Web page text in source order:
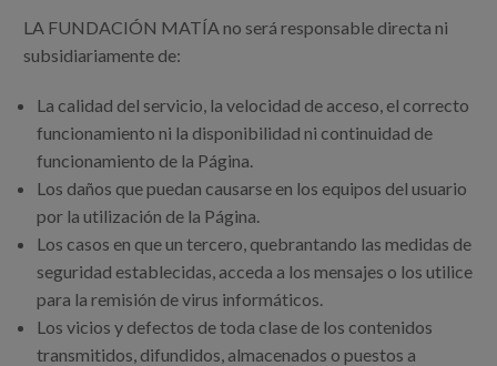
LA FUNDACIÓN MATÍA no será responsable directa ni
subsidiariamente de:
La calidad del servicio, la velocidad de acceso, el correcto
funcionamiento ni la disponibilidad ni continuidad de
funcionamiento de la Página.
Los daños que puedan causarse en los equipos del usuario
por la utilización de la Página.
Los casos en que un tercero, quebrantando las medidas de
seguridad establecidas, acceda a los mensajes o los utilice
para la remisión de virus informáticos.
Los vicios y defectos de toda clase de los contenidos
transmitidos, difundidos, almacenados o puestos a